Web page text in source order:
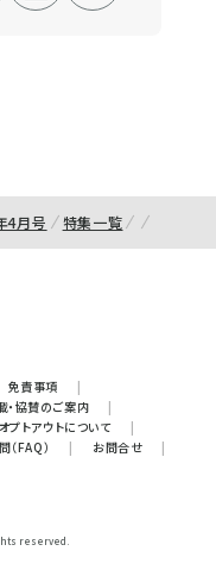
4月号 特集一覧
免責事項
|
・協賛のご案内
|
オプトアウトについて
|
（FAQ） | お問合せ
|
reserved.